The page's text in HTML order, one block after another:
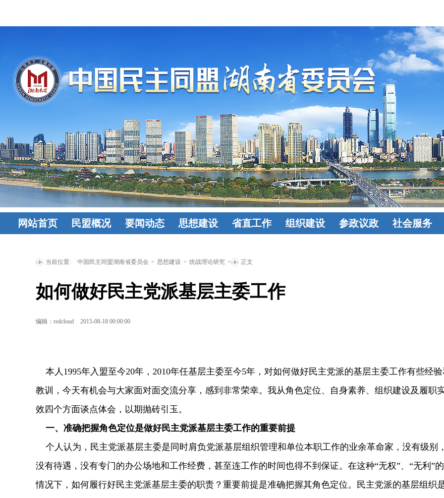
网站首页
民盟概况
盟章程 领导
省委委员 历
届人大代表
事 特邀人员
省文史研究
馆馆员
要闻动态
战要闻 盟务
要闻
思想建设
习资料 民盟
传统教育基
地 统战理论
省直工作
组织建设
层
参政议政
社会服务
当前位置: 中国民主同盟湖南省委员会 > 思想建设 > 统战理论研究 > 正文
如何做好民主党派基层主委工作
编辑：redcloud 2015-08-18 00:00:00
本人1995年入盟至今20年，2010年任基层主委至今5年，对如何做好民主党派的基层主委工作有些经验
教训，今天有机会与大家面对面交流分享，感到非常荣幸。我从角色定位、自身素养、组织建设及履职
效四个方面谈点体会，以期抛砖引玉。
一、准确把握角色定位是做好民主党派基层主委工作的重要前提
个人认为，民主党派基层主委是同时肩负党派基层组织管理和单位本职工作的业余革命家，没有级别，
没有待遇，没有专门的办公场地和工作经费，甚至连工作的时间也得不到保证。在这种“无权”、“无利”的
情况下，如何履行好民主党派基层主委的职责？重要前提是准确把握其角色定位。民主党派的基层组织